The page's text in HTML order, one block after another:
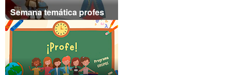
Semana temática profes